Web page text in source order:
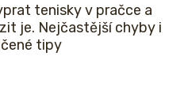
tenisky v pračce a
je. Nejčastější chyby i
tipy